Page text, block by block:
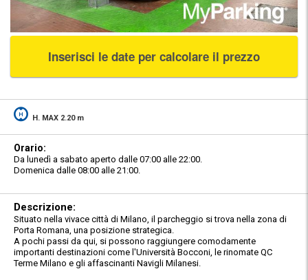
Inserisci le date per calcolare il prezzo
H. MAX 2.20 m
Orario:
Da lunedì a sabato aperto dalle 07:00 alle 22:00.
Domenica dalle 08:00 alle 21:00.
Descrizione:
Situato nella vivace città di Milano, il parcheggio si trova nella zona di
Porta Romana, una posizione strategica.
A pochi passi da qui, si possono raggiungere comodamente
importanti destinazioni come l'Università Bocconi, le rinomate QC
Terme Milano e gli affascinanti Navigli Milanesi.